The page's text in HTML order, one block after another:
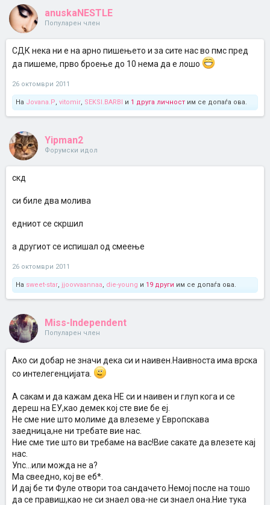
anuskaNESTLE
Популарен член
СДК нека ни е на арно пишењето и за сите нас во пмс пред
да пишеме, прво броење до 10 нема да е лошо
26 октомври 2011
На Jovana.P, vitomir, SEKSI.BARBI и 1 друга личност им се допаѓа ова.
Yipman2
Форумски идол
скд
си биле два молива
едниот се скршил
а другиот се испишал од смеење
26 октомври 2011
На sweet-star, jjoovvaannaa, die-young и 19 други им се допаѓа ова.
Miss-Independent
Популарен член
Aко си добар не значи дека си и наивен.Наивноста има врска
со интелегенцијата.
А сакам и да кажам дека НЕ си и наивен и глуп кога и се
дереш на ЕУ,као демек кој сте вие бе еј.
Не сме ние што молиме да влеземе у Европскава
заедница,не ни требате вие нас.
Ние сме тие што ви требаме на вас!Вие сакате да влезете кај
нас.
Упс...или можда не а?
Ма свеедно, кој ве еб*.
И дај бе ти Фуле отвори тоа сандачето.Немој после на тошо
да се правиш,као не си знаел ова-не си знаел она.Ние тука